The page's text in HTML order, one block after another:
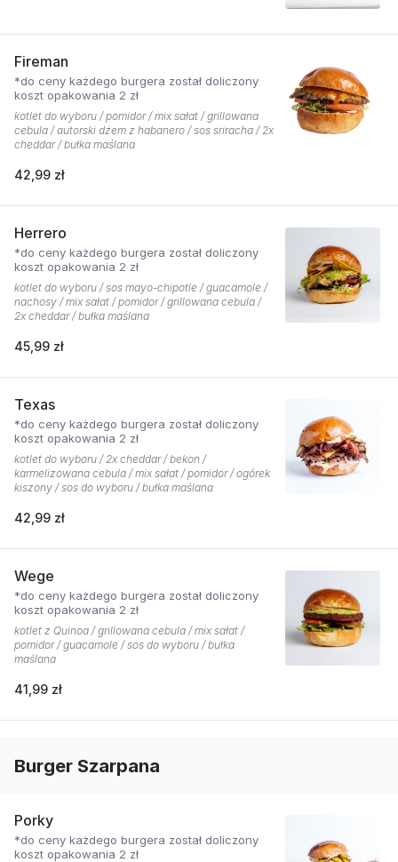
Fireman
*do ceny każdego burgera został doliczony
koszt opakowania 2 zł
kotlet do wyboru / pomidor / mix sałat / grillowana
cebula / autorski dżem z habanero / sos sriracha / 2x
cheddar / bułka maślana
42,99 zł
Herrero
*do ceny każdego burgera został doliczony
koszt opakowania 2 zł
kotlet do wyboru / sos mayo-chipotle / guacamole /
nachosy / mix sałat / pomidor / grillowana cebula /
2x cheddar / bułka maślana
45,99 zł
Texas
*do ceny każdego burgera został doliczony
koszt opakowania 2 zł
kotlet do wyboru / 2x cheddar / bekon /
karmelizowana cebula / mix sałat / pomidor / ogórek
kiszony / sos do wyboru / bułka maślana
42,99 zł
Wege
*do ceny każdego burgera został doliczony
koszt opakowania 2 zł
kotlet z Quinoa / grillowana cebula / mix sałat /
pomidor / guacamole / sos do wyboru / bułka
maślana
41,99 zł
Burger Szarpana
Porky
*do ceny każdego burgera został doliczony
koszt opakowania 2 zł